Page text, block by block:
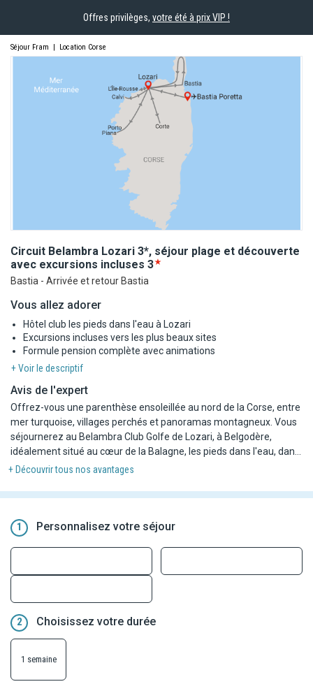
Offres privilèges, votre été à prix VIP !
Séjour Fram | Location Corse
Circuit Belambra Lozari 3*, séjour plage et découverte
avec excursions incluses 3
Bastia - Arrivée et retour Bastia
Vous allez adorer
Hôtel club les pieds dans l'eau à Lozari
Excursions incluses vers les plus beaux sites
Formule pension complète avec animations
+ Voir le descriptif
Avis de l'expert
Offrez-vous une parenthèse ensoleillée au nord de la Corse, entre
mer turquoise, villages perchés et panoramas montagneux. Vous
séjournerez au Belambra Club Golfe de Lozari, à Belgodère,
idéalement situé au cœur de la Balagne, les pieds dans l'eau, dans
un cadre naturel parfait pour alterner farniente et découvertes.
vous séduire par le charme des villages de Balagne, les vues
spectaculaires depuis la citadelle de Calvi, les paysages sauvages
du Cap Corse et les mythiques Calanques de Piana. Une escapade
+ Découvrir tous nos avantages
1 Personnalisez votre séjour
2 Choisissez votre durée
1 semaine